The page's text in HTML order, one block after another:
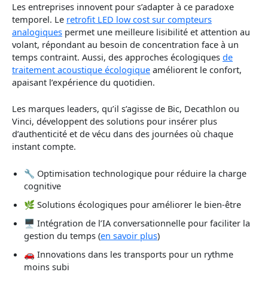
Les entreprises innovent pour s’adapter à ce paradoxe
temporel. Le retrofit LED low cost sur compteurs
analogiques permet une meilleure lisibilité et attention au
volant, répondant au besoin de concentration face à un
temps contraint. Aussi, des approches écologiques de
traitement acoustique écologique améliorent le confort,
apaisant l’expérience du quotidien.
Les marques leaders, qu’il s’agisse de Bic, Decathlon ou
Vinci, développent des solutions pour insérer plus
d’authenticité et de vécu dans des journées où chaque
instant compte.
🔧 Optimisation technologique pour réduire la charge
cognitive
🌿 Solutions écologiques pour améliorer le bien-être
🖥️ Intégration de l’IA conversationnelle pour faciliter la
gestion du temps (en savoir plus)
🚗 Innovations dans les transports pour un rythme
moins subi